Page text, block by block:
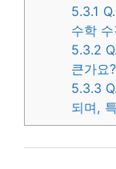
5.3.1
수학
5.3.2
큰가요?
5.3.3
되며,